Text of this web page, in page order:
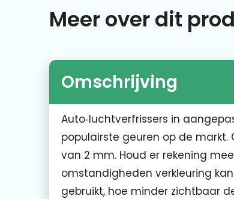
Meer over dit
Omschrijving
Auto‑luchtverfrissers in
populairste geuren op de markt.
van 2 mm. Houd er rekening
omstandigheden verkleuring
gebruikt, hoe minder zichtbaar